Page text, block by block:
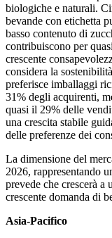
biologiche e naturali.
bevande con etichetta
basso contenuto di
contribuiscono per
crescente
considera la
preferisce imballaggi
31% degli acquirenti,
quasi il 29% delle
una crescita stabile
delle preferenze dei
La dimensione del
2026, rappresentando
prevede che crescerà
crescente domanda di
Asia-Pacifico